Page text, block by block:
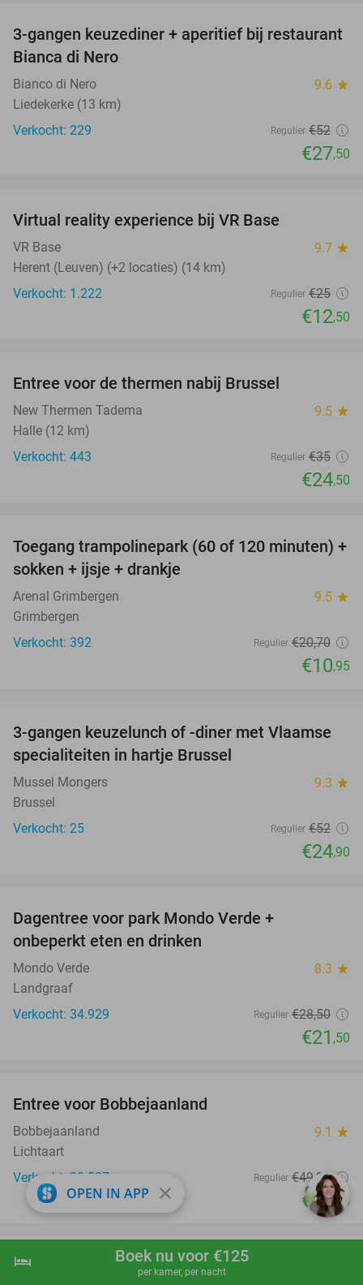
shopping_cart Boek nu
hotel Boek nu voor €125
per kamer, per nacht
47%
3-gangen keuzediner + aperitief bij restaurant
Bianca di Nero
Bianco di Nero 9.6 star
Liedekerke (13 km)
Verkocht: 229
Regulier €52
€27,50
Virtual reality experience bij VR Base
VR Base 9.7 star
Herent (Leuven) (+2 locaties) (14 km)
Verkocht: 1.222
Regulier €25
€12,50
Entree voor de thermen nabij Brussel
New Thermen Tadema 9.5 star
Halle (12 km)
Verkocht: 443
Regulier €35
€24,50
47%
Toegang trampolinepark (60 of 120 minuten) +
sokken + ijsje + drankje
Arenal Grimbergen 9.5 star
Grimbergen
Verkocht: 392
Regulier €20,70
€10,95
52%
3-gangen keuzelunch of -diner met Vlaamse
specialiteiten in hartje Brussel
Mussel Mongers 9.3 star
Brussel
Verkocht: 25
Regulier €52
€24,90
Dagentree voor park Mondo Verde +
onbeperkt eten en drinken
Mondo Verde 8.3 star
Landgraaf
Verkocht: 34.929
Regulier €28,50
€21 ,50
Entree voor Bobbejaanland
Bobbejaanland 9.1 star
Lichtaart
Verkocht: 20.537
Regulier €49 ,90
€29,90
Entree voor Ridder Muis
OPEN IN APP close